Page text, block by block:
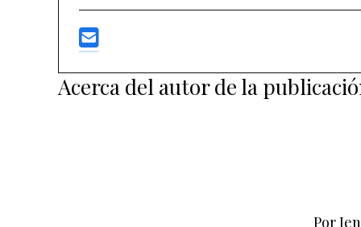
Acerca del autor de la
Por